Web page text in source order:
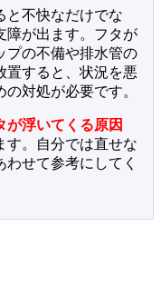
と不快なだけでな
障が出ます。フタが
プの不備や排水管の
置すると、状況を悪
対処が必要です。
が浮いてくる原因
す。自分では直せな
せて参考にしてく